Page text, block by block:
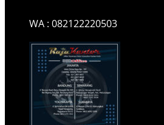
WA : 082122220503